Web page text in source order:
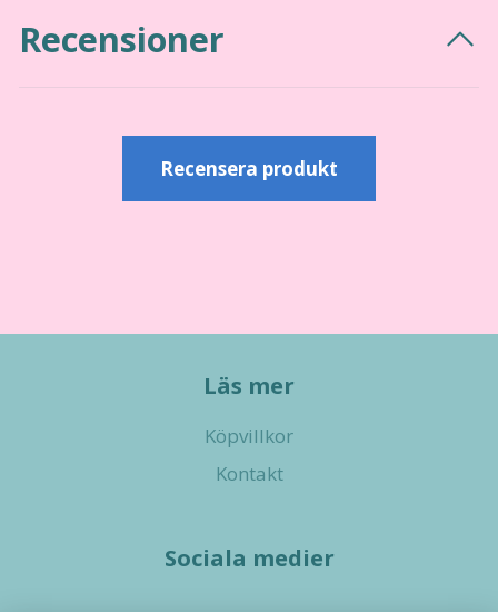
Recensioner
Recensera produkt
Läs mer
Köpvillkor
Kontakt
Sociala medier